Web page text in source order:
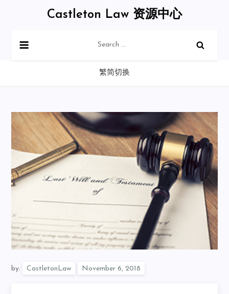
Castleton Law 资源中心
for:
繁简切换
by: CastletonLaw